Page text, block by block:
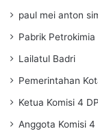
paul mei anton
Pabrik Petrokimia
Lailatul Badri
Pemerintahan
Ketua Komisi 4
Anggota Komisi 4